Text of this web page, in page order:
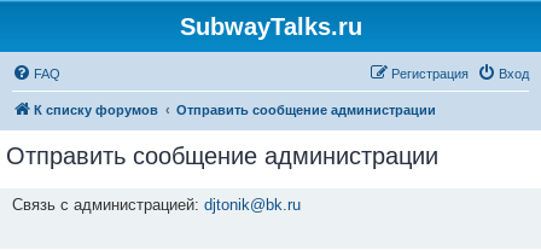
SubwayTalks.ru
FAQ Вход
Регистрация
К списку форумов Отправить сообщение администрации
Отправить сообщение администрации
Связь с администрацией: djtonik@bk.ru